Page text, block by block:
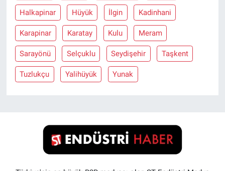
Halkapinar Hüyük İlgin Kadinhani
Karapinar Karatay Kulu Meram
Sarayönü Selçuklu Seydişehir Taşkent
Tuzlukçu Yalihüyük Yunak